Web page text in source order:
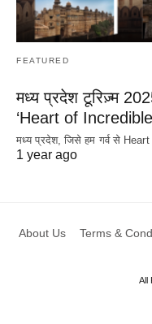
FEATURED
मध्य प्रदेश टूरिज़्म
‘Heart of
मध्य प्रदेश, जिसे हम गर्व से
1 year ago
About Us Terms &
All